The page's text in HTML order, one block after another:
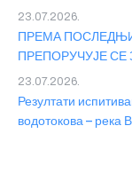
ПРЕМА
ПРЕПОРУЧУЈЕ СЕ
23.07.2026.
Резултати
водотокова – река
23.07.2026.